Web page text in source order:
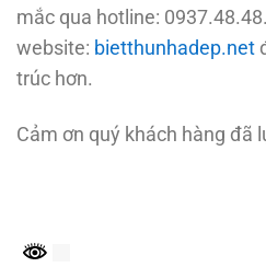
mắc qua hotline:
website: bietthunhadep.net
trúc hơn.
Cảm ơn quý khách hàng đã